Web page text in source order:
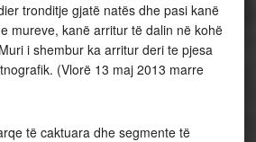
tronditje gjatë natës dhe pasi kanë
mureve, kanë arritur të dalin në kohë
i shembur ka arritur deri te pjesa
(Vlorë 13 maj 2013 marre
të caktuara dhe segmente të